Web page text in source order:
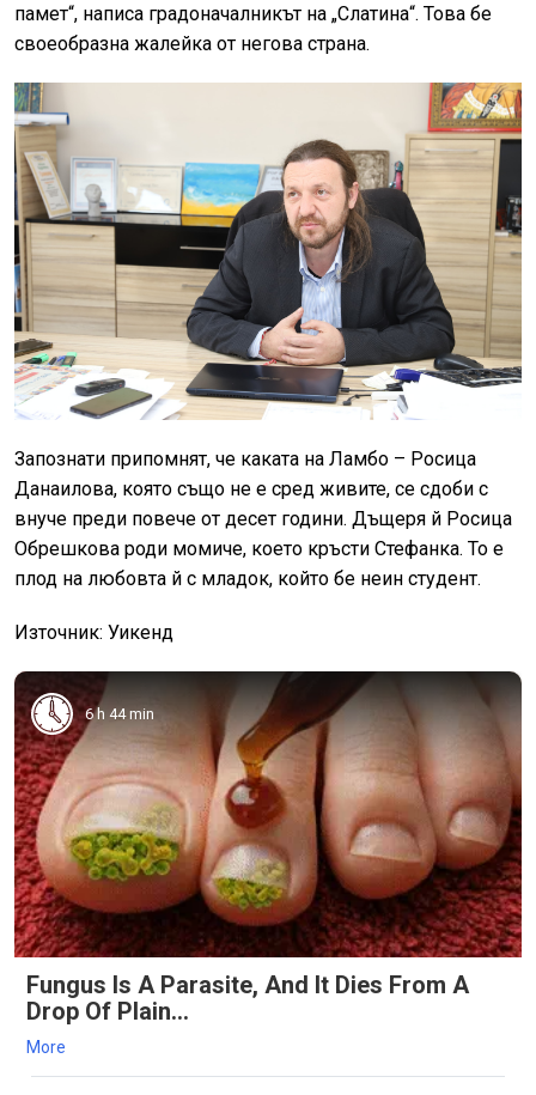
памет“, написа градоначалникът на „Слатина“. Това бе
своеобразна жалейка от негова страна.
Запознати припомнят, че каката на Ламбо – Росица
Данаилова, която също не е сред живите, се сдоби с
внуче преди повече от десет години. Дъщеря й Росица
Обрешкова роди момиче, което кръсти Стефанка. То е
плод на любовта й с младок, който бе неин студент.
Източник: Уикенд
6 h 44 min
Fungus Is A Parasite, And It Dies From A
Drop Of Plain...
More